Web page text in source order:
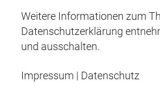
und losmalen!
Farbton, der nicht nur
Weitere Informationen zum
Datenschutzerklärung
und ausschalten.
Impressum | Datenschutz